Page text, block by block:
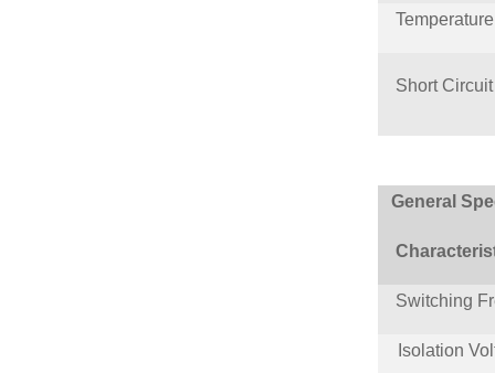
Short Circuit
General
Switching
Isolation